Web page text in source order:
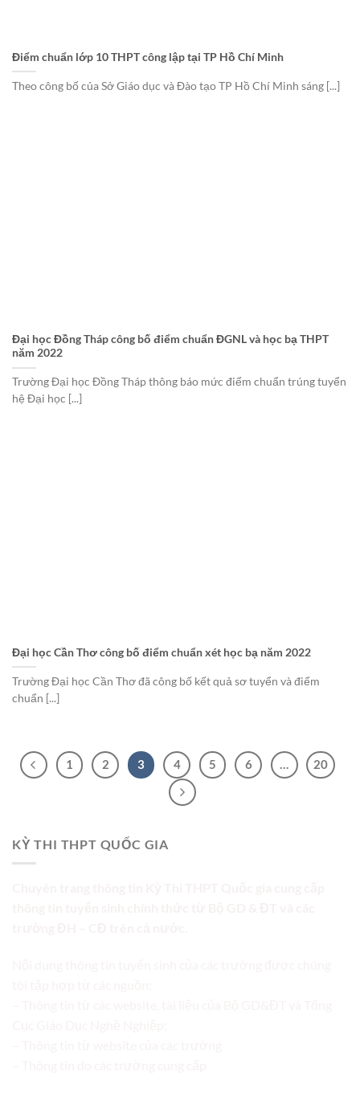
Điểm chuẩn lớp 10 THPT công lập tại TP Hồ Chí Minh
Theo công bố của Sở Giáo dục và Đào tạo TP Hồ Chí Minh sáng [...]
Đại học Đồng Tháp công bố điểm chuẩn ĐGNL và học bạ THPT
năm 2022
Trường Đại học Đồng Tháp thông báo mức điểm chuẩn trúng tuyển
hệ Đại học [...]
Đại học Cần Thơ công bố điểm chuẩn xét học bạ năm 2022
Trường Đại học Cần Thơ đã công bố kết quả sơ tuyển và điểm
chuẩn [...]
1 2 3 4 5 6 … 20
KỲ THI THPT QUỐC GIA